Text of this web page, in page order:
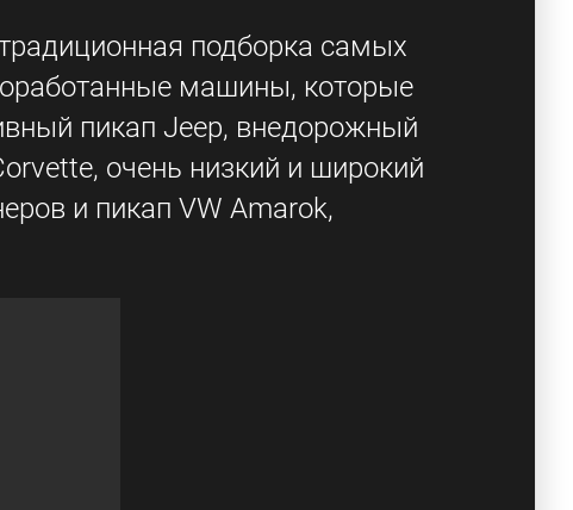
подборка самых
машины, которые
пикап Jeep, внедорожный
очень низкий и широкий
и пикап VW Amarok,